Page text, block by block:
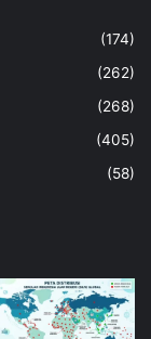
(174)
(262)
(268)
(405)
(58)